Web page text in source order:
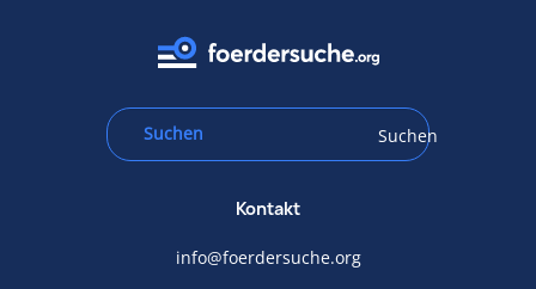
Suchen
Kontakt
info@foerdersuche.org